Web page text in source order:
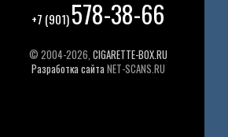
+7 (901)578-38-66
© 2004-2026, CIGARETTE-BOX.RU
Разработка сайтаNET-SCANS.RU